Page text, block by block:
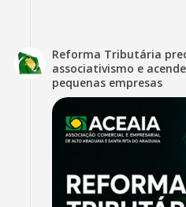
Reforma Tributária
associativismo e
pequenas empresas